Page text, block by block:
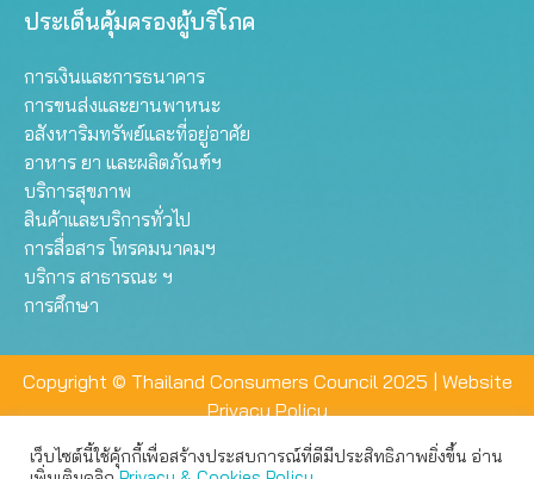
ประเด็นคุ้มครองผู้บริโภค
การเงินและการธนาคาร
การขนส่งและยานพาหนะ
อสังหาริมทรัพย์และที่อยู่อาศัย
อาหาร ยา และผลิตภัณฑ์ฯ
บริการสุขภาพ
สินค้าและบริการทั่วไป
การสื่อสาร โทรคมนาคมฯ
บริการ สาธารณะ ฯ
การศึกษา
Copyright © Thailand Consumers Council 2025 | Website
Privacy Policy
เว็บไซต์นี้ใช้คุ้กกี้เพื่อสร้างประสบการณ์ที่ดีมีประสิทธิภาพยิ่งขึ้น อ่าน
เว็บไซต์นี้ใช้คุกกี้เพื่อมอบประสบการณ์การใช้งานที่ดีให้แก่ท่าน คุณ